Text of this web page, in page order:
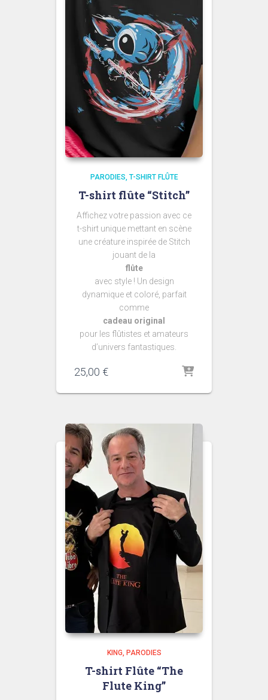
PARODIES T-SHIRT FLÛTE
T-shirt flûte “Stitch”
Affichez votre passion avec ce
t-shirt unique mettant en scène
une créature inspirée de Stitch
jouant de la
flûte
avec style ! Un design
dynamique et coloré, parfait
comme
cadeau original
pour les flûtistes et amateurs
d’univers fantastiques.
25,00 €
KING PARODIES
T-shirt Flûte “The
Flute King”